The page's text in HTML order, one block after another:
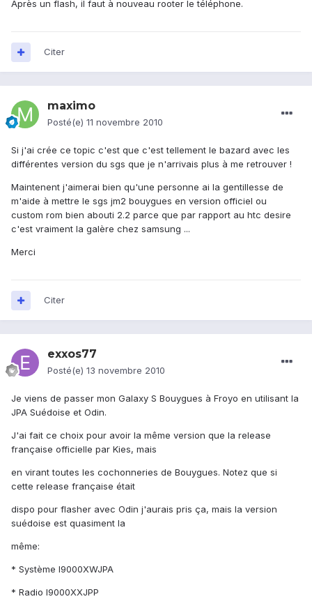
Après un flash, il faut à nouveau rooter le téléphone.
Citer
maximo
Posté(e) 11 novembre 2010
Si j'ai crée ce topic c'est que c'est tellement le bazard avec les
différentes version du sgs que je n'arrivais plus à me retrouver !
Maintenent j'aimerai bien qu'une personne ai la gentillesse de
m'aide à mettre le sgs jm2 bouygues en version officiel ou
custom rom bien abouti 2.2 parce que par rapport au htc desire
c'est vraiment la galère chez samsung ...
Merci
Citer
exxos77
Posté(e) 13 novembre 2010
Je viens de passer mon Galaxy S Bouygues à Froyo en utilisant la
JPA Suédoise et Odin.
J'ai fait ce choix pour avoir la même version que la release
française officielle par Kies, mais
en virant toutes les cochonneries de Bouygues. Notez que si
cette release française était
dispo pour flasher avec Odin j'aurais pris ça, mais la version
suédoise est quasiment la
même:
* Système I9000XWJPA
* Radio I9000XXJPP